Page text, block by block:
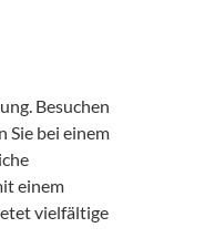
Besuchen
Sie bei einem
einem
vielfältige